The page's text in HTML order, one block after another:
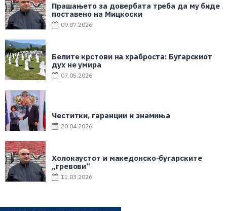
Прашањето за довербата треба да му биде
поставено на Мицкоски
09.07.2026
Белите крстови на храброста: Бугарскиот
дух не умира
07.05.2026
Честитки, гаранции и знамиња
20.04.2026
Холокаустот и македонско-бугарските
„гревови“
11.03.2026